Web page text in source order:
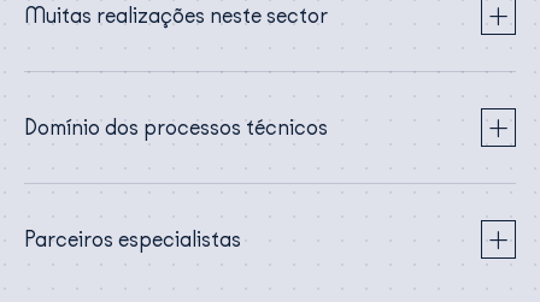
Muitas realizações neste sector
Domínio dos processos técnicos
Parceiros especialistas